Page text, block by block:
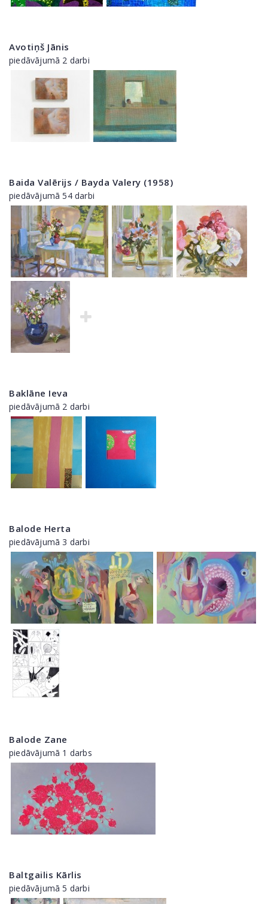
Avotiņš Jānis
piedāvājumā 2 darbi
Baida Valērijs / Bayda Valery (1958)
piedāvājumā 54 darbi
Baklāne Ieva
piedāvājumā 2 darbi
Balode Herta
piedāvājumā 3 darbi
Balode Zane
piedāvājumā 1 darbs
Baltgailis Kārlis
piedāvājumā 5 darbi